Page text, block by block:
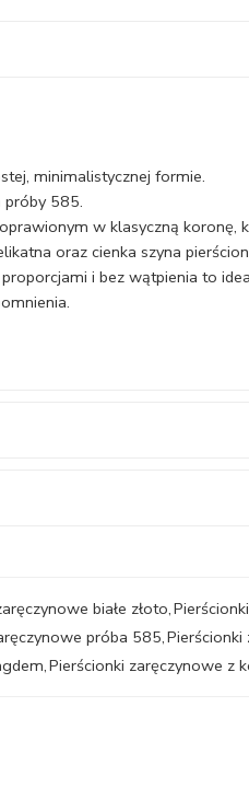
minimalistycznej formie.
próby 585.
w klasyczną
oraz cienka szyna
i bez wątpienia to
białe złoto,
próba 585,
,Pierścionki zaręczynowe z